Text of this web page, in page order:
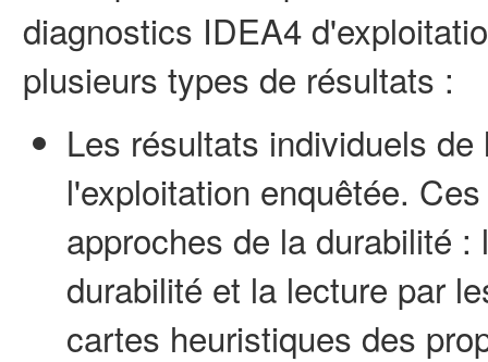
diagnostics IDEA4
plusieurs types de résultats :
Les résultats individuels
l'exploitation enquêtée.
approches de la durabilité
durabilité et la lecture par
cartes heuristiques des